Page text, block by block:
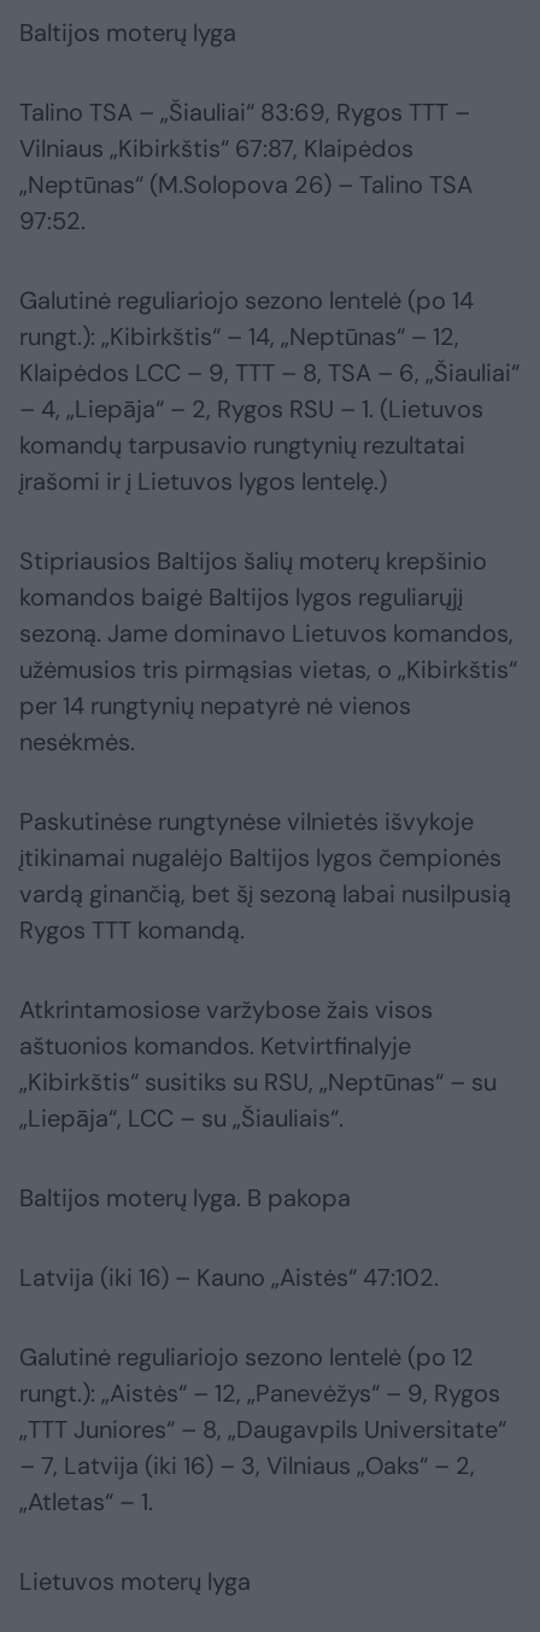
Baltijos moterų lyga
Talino TSA – „Šiauliai“ 83:69, Rygos TTT –
Vilniaus „Kibirkštis“ 67:87, Klaipėdos
„Neptūnas“ (M.Solopova 26) – Talino TSA
97:52.
Galutinė reguliariojo sezono lentelė (po 14
rungt.): „Kibirkštis“ – 14, „Neptūnas“ – 12,
Klaipėdos LCC – 9, TTT – 8, TSA – 6, „Šiauliai“
– 4, „Liepāja“ – 2, Rygos RSU – 1. (Lietuvos
komandų tarpusavio rungtynių rezultatai
įrašomi ir į Lietuvos lygos lentelę.)
Stipriausios Baltijos šalių moterų krepšinio
komandos baigė Baltijos lygos reguliarųjį
sezoną. Jame dominavo Lietuvos komandos,
užėmusios tris pirmąsias vietas, o „Kibirkštis“
per 14 rungtynių nepatyrė nė vienos
nesėkmės.
Paskutinėse rungtynėse vilnietės išvykoje
įtikinamai nugalėjo Baltijos lygos čempionės
vardą ginančią, bet šį sezoną labai nusilpusią
Rygos TTT komandą.
Atkrintamosiose varžybose žais visos
aštuonios komandos. Ketvirtfinalyje
„Kibirkštis“ susitiks su RSU, „Neptūnas“ – su
„Liepāja“, LCC – su „Šiauliais“.
Baltijos moterų lyga. B pakopa
Latvija (iki 16) – Kauno „Aistės“ 47:102.
Galutinė reguliariojo sezono lentelė (po 12
rungt.): „Aistės“ – 12, „Panevėžys“ – 9, Rygos
„TTT Juniores“ – 8, „Daugavpils Universitate“
– 7, Latvija (iki 16) – 3, Vilniaus „Oaks“ – 2,
„Atletas“ – 1.
Lietuvos moterų lyga